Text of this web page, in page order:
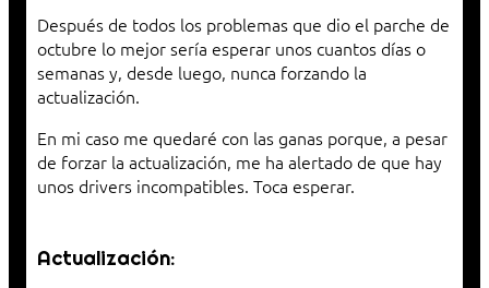
Después de todos los problemas que dio el parche de
octubre lo mejor sería esperar unos cuantos días o
semanas y, desde luego, nunca forzando la
actualización.
En mi caso me quedaré con las ganas porque, a pesar
de forzar la actualización, me ha alertado de que hay
unos drivers incompatibles. Toca esperar.
Actualización: